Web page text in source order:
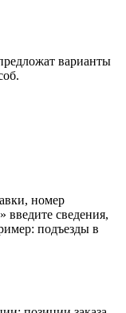
варианты
номер
введите сведения,
подъезды в